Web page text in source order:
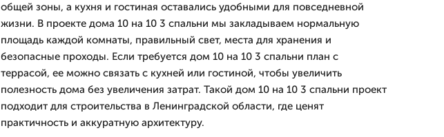
общей зоны, а кухня и гостиная оставались удобными для повседневной
жизни. В проекте дома 10 на 10 3 спальни мы закладываем нормальную
площадь каждой комнаты, правильный свет, места для хранения и
безопасные проходы. Если требуется дом 10 на 10 3 спальни план с
террасой, ее можно связать с кухней или гостиной, чтобы увеличить
полезность дома без увеличения затрат. Такой дом 10 на 10 3 спальни проект
подходит для строительства в Ленинградской области, где ценят
практичность и аккуратную архитектуру.